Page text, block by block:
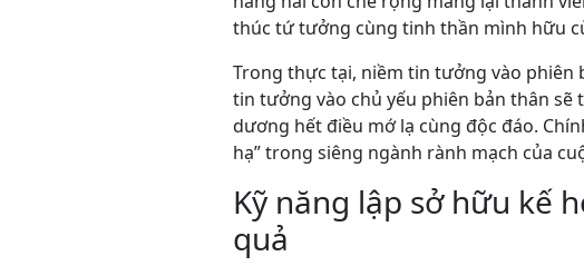
thúc tứ tưởng cùng tinh thần mình hữu
Trong thực tại, niềm tin tưởng vào
tin tưởng vào chủ yếu phiên bản thân
dương hết điều mớ lạ cùng độc đáo.
hạ” trong siêng ngành rành mạch của
Kỹ năng lập sở hữu kế
quả